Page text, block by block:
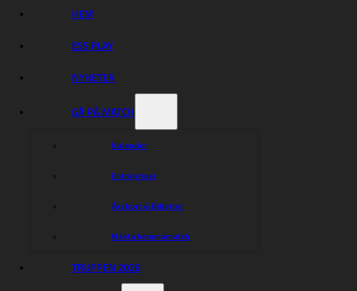
HEM
ESS PLAY
NYHETER
GÅ PÅ MATCH
Kalender
Entrépriser
Årskort & Biljetter
Nästa hemmamatch
TRUPPEN 2026
#dackarna #tickster
#SGP4